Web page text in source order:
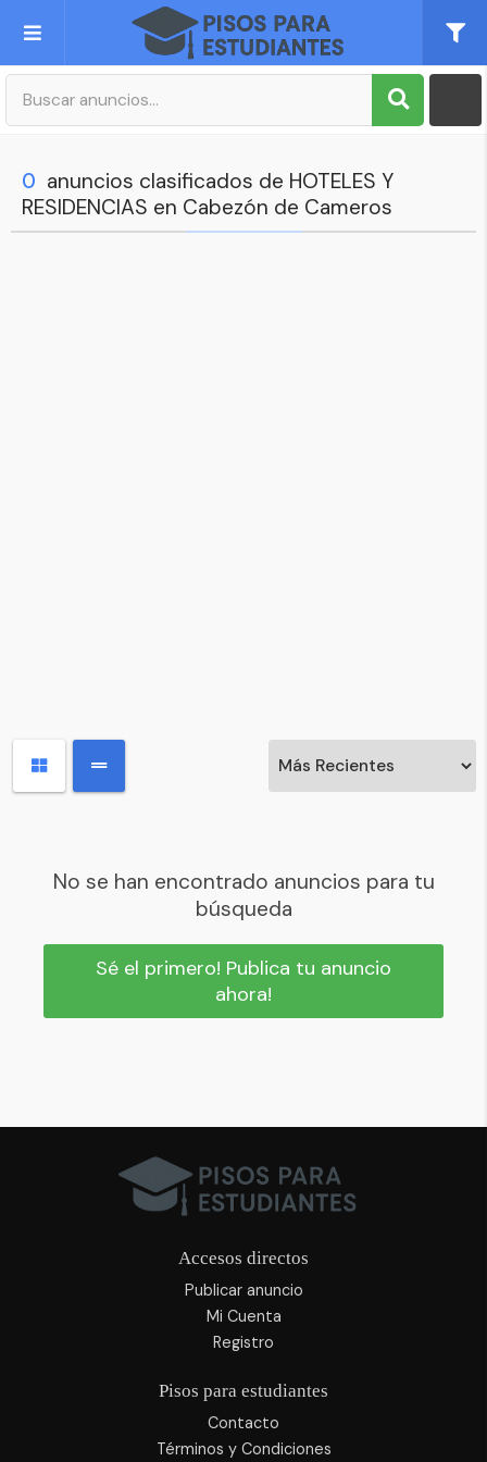
Publica tu Anuncio
Mi cuenta
0 anuncios clasificados de HOTELES Y
RESIDENCIAS en Cabezón de Cameros
No se han encontrado anuncios para tu
búsqueda
Sé el primero! Publica tu anuncio
ahora!
Accesos directos
Publicar anuncio
Mi Cuenta
Registro
Pisos para estudiantes
Contacto
Términos y Condiciones